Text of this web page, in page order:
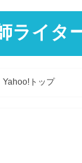
ライタ
Yahoo!トップ